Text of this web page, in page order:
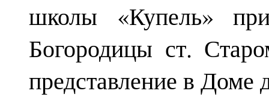
школы «Купель»
Богородицы ст.
представление в Доме